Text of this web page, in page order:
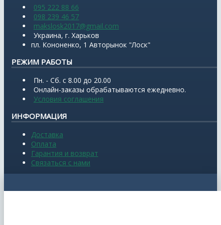
095 222 88 66
098 239 46 57
makslosk2017@gmail.com
Украина, г. Харьков
пл. Кононенко, 1 Авторынок "Лоск"
РЕЖИМ РАБОТЫ
Пн. - Сб. с 8.00 до 20.00
Онлайн-заказы обрабатываются ежедневно.
Условия соглашения
ИНФОРМАЦИЯ
Доставка
Оплата
Гарантия и возврат
Связаться с нами